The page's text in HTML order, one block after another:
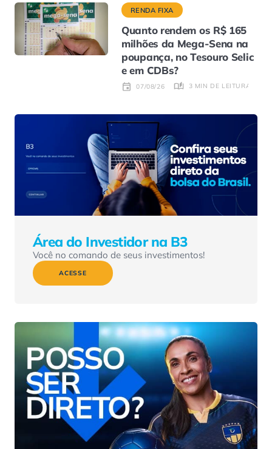
RENDA FIXA
Quanto rendem os R$ 165
milhões da Mega-Sena na
poupança, no Tesouro Selic
e em CDBs?
07/08/26 3 MIN DE LEITURA
Área do Investidor na B3
Você no comando de seus investimentos!
ACESSE